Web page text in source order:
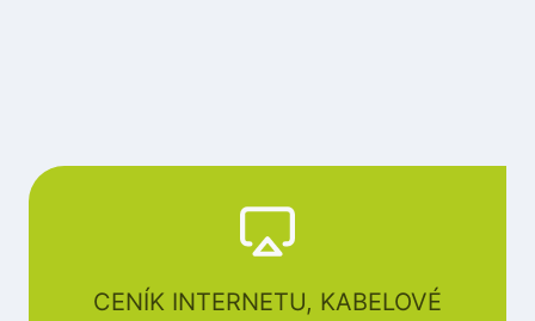
CENÍK INTERNETU, KABELOVÉ